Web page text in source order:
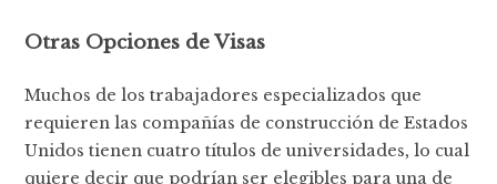
Otras Opciones de Visas
Muchos de los trabajadores especializados que
requieren las compañías de construcción de Estados
Unidos tienen cuatro títulos de universidades, lo cual
quiere decir que podrían ser elegibles para una de